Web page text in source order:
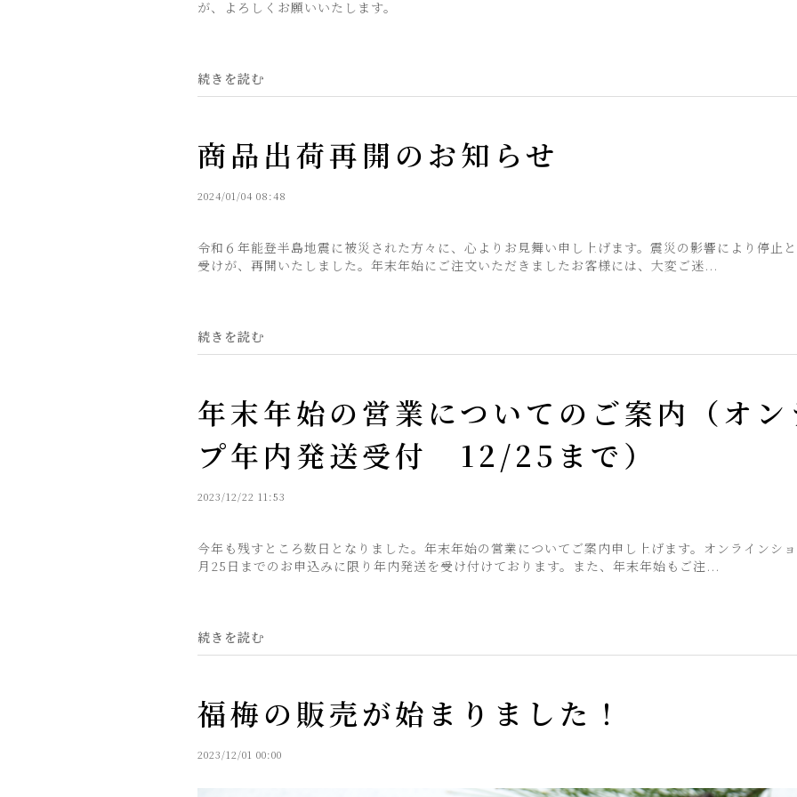
が、よろしくお願いいたします。
続きを読む
商品出荷再開のお知らせ
2024/01/04 08:48
令和６年能登半島地震に被災された方々に、心よりお見舞い申し上げます。震災の影響により停止
受けが、再開いたしました。年末年始にご注文いただきましたお客様には、大変ご迷...
続きを読む
年末年始の営業についてのご案内（オン
プ年内発送受付 12/25まで）
2023/12/22 11:53
今年も残すところ数日となりました。年末年始の営業についてご案内申し上げます。オンラインシ
月25日までのお申込みに限り年内発送を受け付けております。また、年末年始もご注...
続きを読む
福梅の販売が始まりました！
2023/12/01 00:00